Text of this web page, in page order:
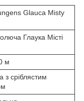
Glauca Misty
Глаука Місті
м
з сріблястим